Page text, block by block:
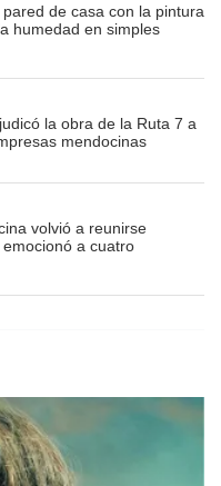
de casa con la pintura
humedad en simples
la obra de la Ruta 7 a
mendocinas
volvió a reunirse
a cuatro